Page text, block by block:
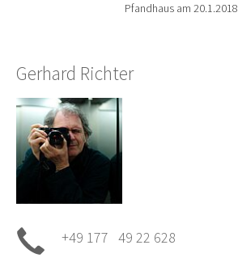
Pfandhaus am 20.1.2018
Gerhard Richter
+49 177 49 22 628